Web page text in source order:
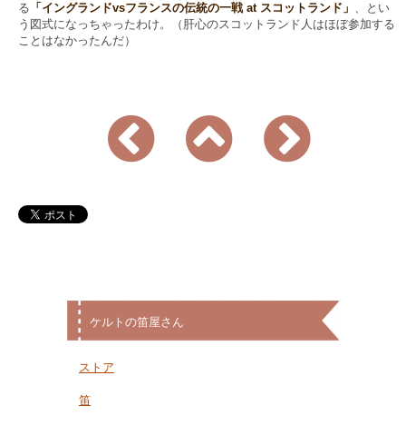
る 「イングランドvsフランスの伝統の一戦 at スコットランド」 、とい
う図式になっちゃったわけ。（肝心のスコットランド人はほぼ参加する
ことはなかったんだ）
ケルトの笛屋さん
ストア
笛